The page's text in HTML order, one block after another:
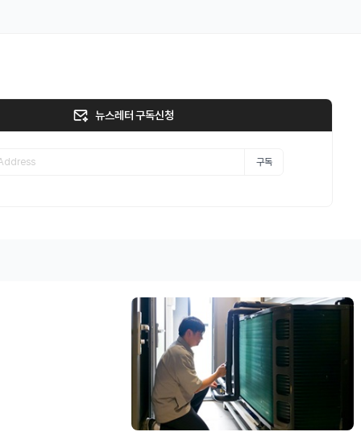
뉴스레터 구독신청
구독